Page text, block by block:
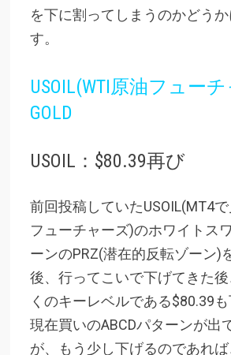
を下に割ってしまうのかどう
す。
USOIL(WTI原油フューチ
GOLD
USOIL：$80.39再び
前回投稿していたUSOIL(MT4
フューチャーズ)のホワイトス
ーンのPRZ(潜在的反転ゾーン)
後、行ってこいで下げてきた
くのキーレベルである$80.39も
現在買いのABCDパターンが出
が、もう少し下げるのであれ